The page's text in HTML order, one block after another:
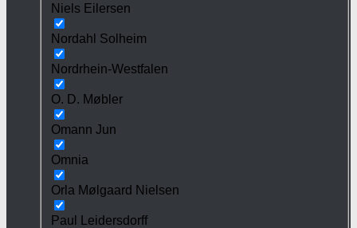
Niels Eilersen
Nordahl Solheim
Nordrhein-Westfalen
O. D. Møbler
Omann Jun
Omnia
Orla Mølgaard Nielsen
Paul Leidersdorff